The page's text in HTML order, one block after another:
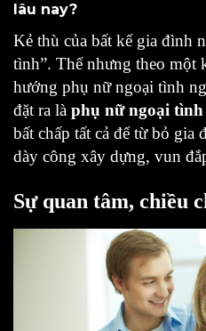
lâu nay?
Kẻ thù của bất kể gia đình
tình”. Thế nhưng theo một
hướng phụ nữ ngoại tình
đặt ra là phụ nữ ngoại
bất chấp tất cả để từ bỏ gia
dày công xây dựng, vun
Sự quan tâm, chiều